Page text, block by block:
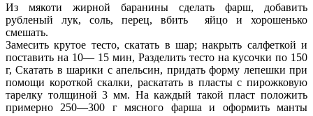
Из мякоти жирной баранины сделать фарш, добавить
рубленый лук, соль, перец, вбить яйцо и хорошенько
смешать.
Замесить крутое тесто, скатать в шар; накрыть салфеткой и
поставить на 10— 15 мин, Разделить тесто на кусочки по 150
г, Скатать в шарики с апельсин, придать форму лепешки при
помощи короткой скалки, раскатать в пласты с пирожковую
тарелку толщиной 3 мм. На каждый такой пласт положить
примерно 250—300 г мясного фарша и оформить манты